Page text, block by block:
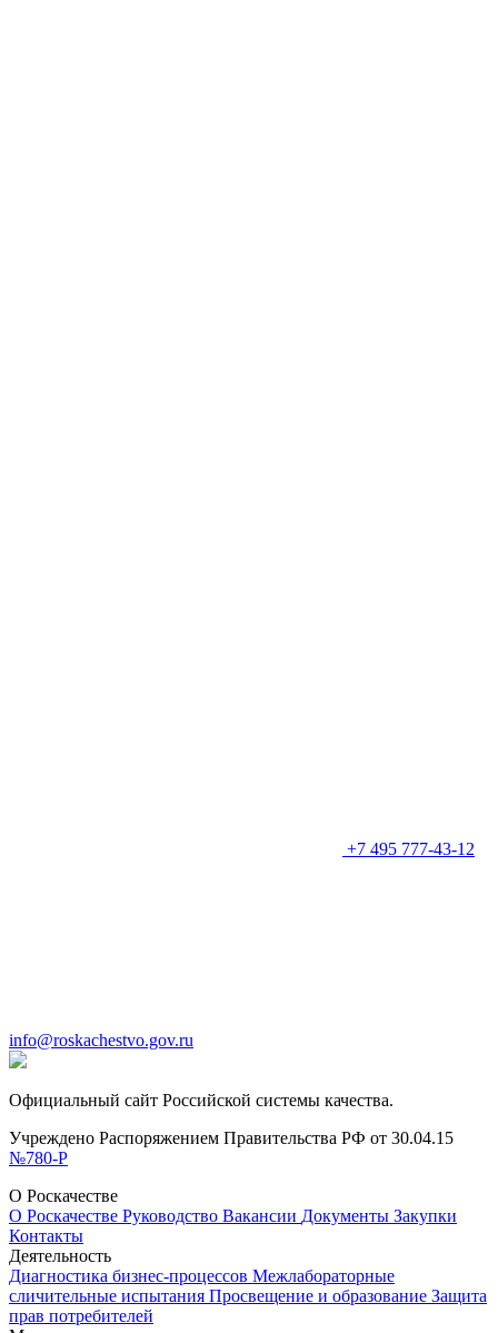
+7 495 777-43-12
info@roskachestvo.gov.ru
Официальный сайт Российской системы качества.
Учреждено Распоряжением Правительства РФ от 30.04.15
№780-Р
О Роскачестве
О Роскачестве Руководство Вакансии Документы Закупки
Контакты
Деятельность
Диагностика бизнес-процессов Межлабораторные
сличительные испытания Просвещение и образование Защита
прав потребителей